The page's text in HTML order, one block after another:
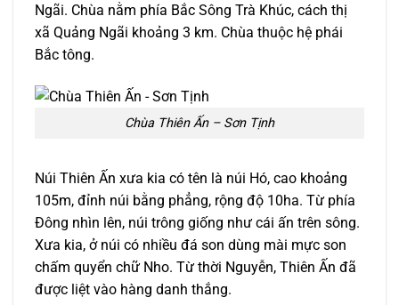
Ngãi. Chùa nằm phía Bắc Sông Trà Khúc, cách thị
xã Quảng Ngãi khoảng 3 km. Chùa thuộc hệ phái
Bắc tông.
Chùa Thiên Ấn – Sơn Tịnh
Núi Thiên Ấn xưa kia có tên là núi Hó, cao khoảng
105m, đỉnh núi bằng phẳng, rộng độ 10ha. Từ phía
Đông nhìn lên, núi trông giống như cái ấn trên sông.
Xưa kia, ở núi có nhiều đá son dùng mài mực son
chấm quyển chữ Nho. Từ thời Nguyễn, Thiên Ấn đã
được liệt vào hàng danh thắng.